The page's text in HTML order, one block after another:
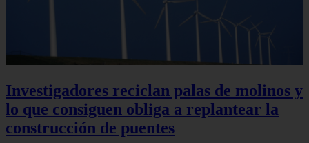
Investigadores reciclan palas de molinos y
lo que consiguen obliga a replantear la
construcción de puentes